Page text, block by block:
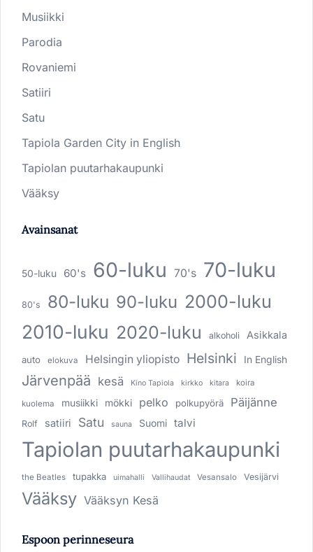
Musiikki
Parodia
Rovaniemi
Satiiri
Satu
Tapiola Garden City in English
Tapiolan puutarhakaupunki
Vääksy
Avainsanat
50-luku 60's 60-luku 70's 70-luku
80's 80-luku 90-luku 2000-luku
2010-luku 2020-luku alkoholi Asikkala
auto elokuva Helsingin yliopisto Helsinki In English
Järvenpää kesä Kino Tapiola kirkko kitara koira
kuolema musiikki mökki pelko polkupyörä Päijänne
Rolf satiiri Satu sauna Suomi talvi
Tapiolan puutarhakaupunki
the Beatles tupakka uimahalli Vallihaudat Vesansalo Vesijärvi
Vääksy Vääksyn Kesä
Espoon perinneseura